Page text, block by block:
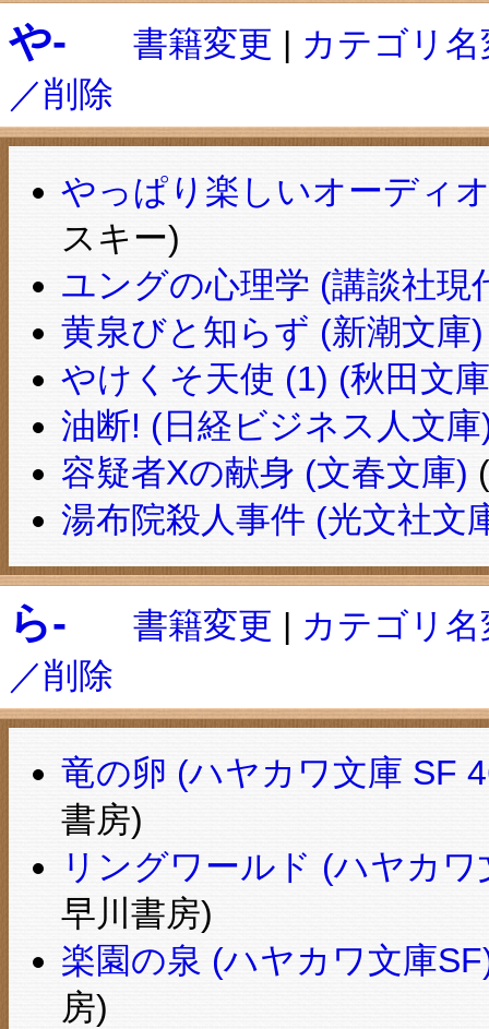
や- 書籍変更 | カテゴリ名
／削除
やっぱり楽しいオーディ
スキー)
ユングの心理学 (講談社現
黄泉びと知らず (新潮文庫)
やけくそ天使 (1) (秋田文
油断! (日経ビジネス人文庫
容疑者Xの献身 (文春文庫)
湯布院殺人事件 (光文社文
ら- 書籍変更 | カテゴリ名
／削除
竜の卵 (ハヤカワ文庫 SF
書房)
リングワールド (ハヤカ
早川書房)
楽園の泉 (ハヤカワ文庫
房)